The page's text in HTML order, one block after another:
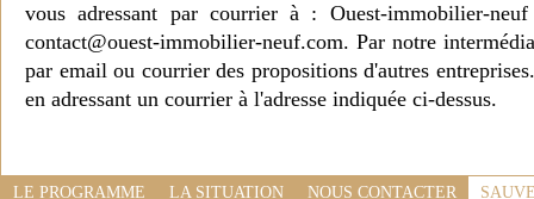
vous adressant par courrier à : Ouest-immobilier-
contact@ouest-immobilier-neuf.com. Par notre
par email ou courrier des propositions d'autres
en adressant un courrier à l'adresse indiquée ci-dessus.
LE PROGRAMME LA SITUATION NOUS CONTACTER